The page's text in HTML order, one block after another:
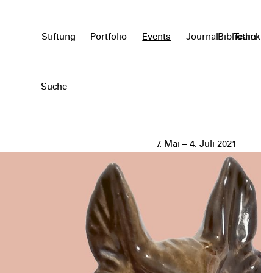
Stiftung Portfolio Events Journal Team
Bibliothek
7. Mai – 4. Juli 2021